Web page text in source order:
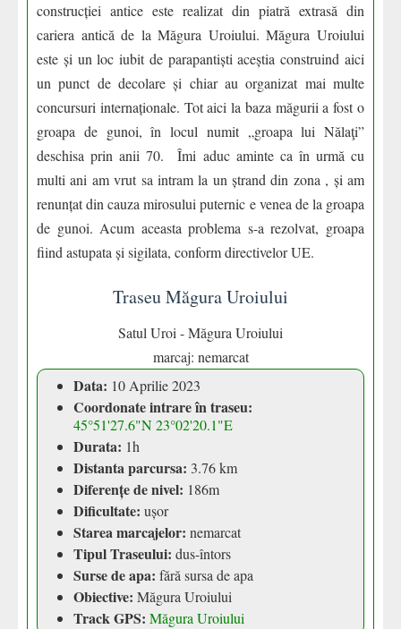
construcției antice este realizat din piatră extrasă din
cariera antică de la Măgura Uroiului. Măgura Uroiului
este și un loc iubit de parapantiști aceștia construind aici
un punct de decolare și chiar au organizat mai multe
concursuri internaționale. Tot aici la baza măgurii a fost o
groapa de gunoi, în locul numit „groapa lui Nălaţi”
deschisa prin anii 70. Îmi aduc aminte ca în urmă cu
multi ani am vrut sa intram la un ștrand din zona , și am
renunțat din cauza mirosului puternic e venea de la groapa
de gunoi. Acum aceasta problema s-a rezolvat, groapa
fiind astupata și sigilata, conform directivelor UE.
Traseu Măgura Uroiului
Satul Uroi - Măgura Uroiului
marcaj: nemarcat
Data: 10 Aprilie 2023
Coordonate intrare în traseu:
45°51'27.6"N 23°02'20.1"E
Durata: 1h
Distanta parcursa: 3.76 km
Diferențe de nivel: 186m
Dificultate: ușor
Starea marcajelor: nemarcat
Tipul Traseului: dus-întors
Surse de apa: fără sursa de apa
Obiective: Măgura Uroiului
Track GPS: Măgura Uroiului